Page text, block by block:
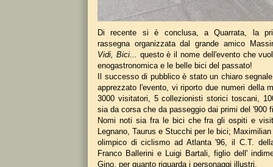
Di recente si è conclusa, a Quarrata, la
rassegna organizzata dal grande amico
Vidi, Bici... questo è il nome dell'evento che
enogastronomica e le belle bici del passato!
Il successo di pubblico è stato un chiaro
apprezzato l'evento, vi riporto due numeri della
3000 visitatori, 5 collezionisti storici toscani,
sia da corsa che da passeggio dai primi del '900
Nomi noti sia fra le bici che fra gli ospiti e
Legnano, Taurus e Stucchi per le bici;
olimpico di ciclismo ad Atlanta '96, il C.T.
Franco Ballerini e Luigi Bartali, figlio dell'
Gino, per quanto riguarda i personaggi illustri.